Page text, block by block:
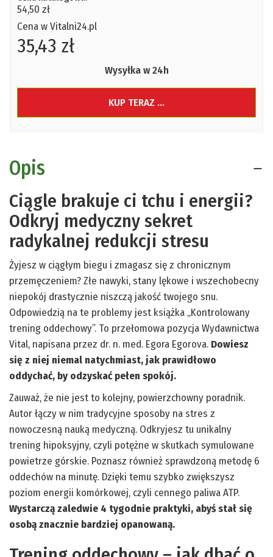
54,50 zł
Cena w Vitalni24.pl
35,43 zł
Wysyłka w 24h
KUP TERAZ ...
Opis
Ciągle brakuje ci tchu i energii?
Odkryj medyczny sekret
radykalnej redukcji stresu
Żyjesz w ciągłym biegu i zmagasz się z chronicznym
przemęczeniem? Złe nawyki, stany lękowe i wszechobecny
niepokój drastycznie niszczą jakość twojego snu.
Odpowiedzią na te problemy jest książka „Kontrolowany
trening oddechowy”. To przełomowa pozycja Wydawnictwa
Vital, napisana przez dr. n. med. Egora Egorova. Dowiesz
się z niej niemal natychmiast, jak prawidłowo
oddychać, by odzyskać pełen spokój.
Zauważ, że nie jest to kolejny, powierzchowny poradnik.
Autor łączy w nim tradycyjne sposoby na stres z
nowoczesną nauką medyczną. Odkryjesz tu unikalny
trening hipoksyjny, czyli potężne w skutkach symulowane
powietrze górskie. Poznasz również sprawdzoną metodę 6
oddechów na minutę. Dzięki temu szybko zwiększysz
poziom energii komórkowej, czyli cennego paliwa ATP.
Wystarczą zaledwie 4 tygodnie praktyki, abyś stał się
osobą znacznie bardziej opanowaną.